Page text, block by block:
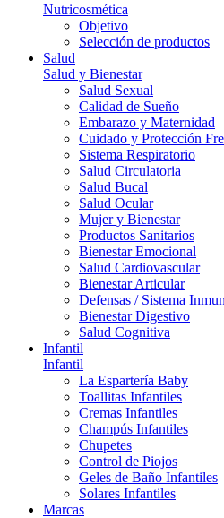
Nutricosmética
Objetivo
Selección de productos
Salud
Salud y Bienestar
Salud Sexual
Calidad de Sueño
Embarazo y Maternidad
Cuidado y Protección
Sistema Respiratorio
Salud Circulatoria
Salud Bucal
Salud Ocular
Mujer y Bienestar
Productos Sanitarios
Bienestar Emocional
Salud Cardiovascular
Bienestar Articular
Defensas / Sistema
Bienestar Digestivo
Salud Cognitiva
Infantil
Infantil
La Espartería Baby
Toallitas Infantiles
Cremas Infantiles
Champús Infantiles
Chupetes
Control de Piojos
Geles de Baño Infantiles
Solares Infantiles
Marcas